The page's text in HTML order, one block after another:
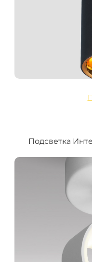
Подсветка